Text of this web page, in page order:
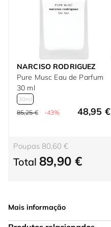
NARCISO RODRIGUEZ
Pure Musc Eau de Parfum
30 ml
30ml
85,25 € -43% 48,95 €
Poupas 80,60 €
Total 89,90 €
Mais informação